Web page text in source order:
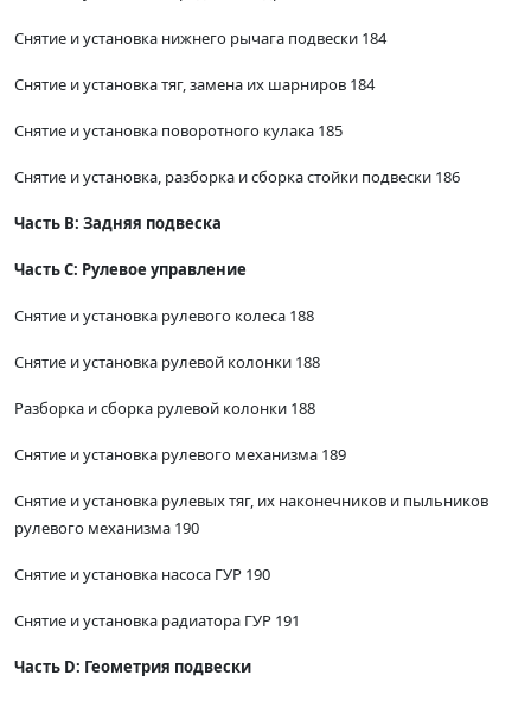
Снятие и установка нижнего рычага подвески 184
Снятие и установка тяг, замена их шарниров 184
Снятие и установка поворотного кулака 185
Снятие и установка, разборка и сборка стойки подвески 186
Часть В: Задняя подвеска
Часть С: Рулевое управление
Снятие и установка рулевого колеса 188
Снятие и установка рулевой колонки 188
Разборка и сборка рулевой колонки 188
Снятие и установка рулевого механизма 189
Снятие и установка рулевых тяг, их наконечников и пыльников
рулевого механизма 190
Снятие и установка насоса ГУР 190
Снятие и установка радиатора ГУР 191
Часть D: Геометрия подвески